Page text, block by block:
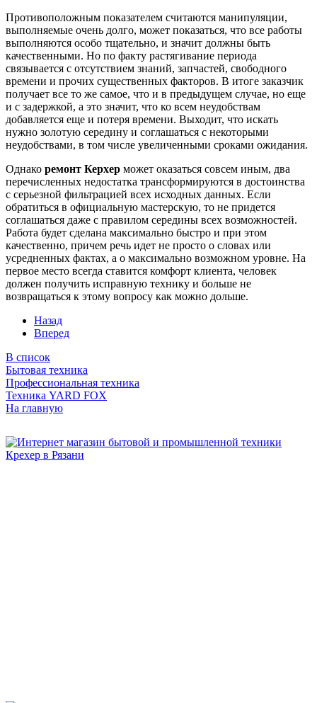
Противоположным показателем считаются манипуляции,
выполняемые очень долго, может показаться, что все работы
выполняются особо тщательно, и значит должны быть
качественными. Но по факту растягивание периода
связывается с отсутствием знаний, запчастей, свободного
времени и прочих существенных факторов. В итоге заказчик
получает все то же самое, что и в предыдущем случае, но еще
и с задержкой, а это значит, что ко всем неудобствам
добавляется еще и потеря времени. Выходит, что искать
нужно золотую середину и соглашаться с некоторыми
неудобствами, в том числе увеличенными сроками ожидания.
Однако ремонт Керхер может оказаться совсем иным, два
перечисленных недостатка трансформируются в достоинства
с серьезной фильтрацией всех исходных данных. Если
обратиться в официальную мастерскую, то не придется
соглашаться даже с правилом середины всех возможностей.
Работа будет сделана максимально быстро и при этом
качественно, причем речь идет не просто о словах или
усредненных фактах, а о максимально возможном уровне. На
первое место всегда ставится комфорт клиента, человек
должен получить исправную технику и больше не
возвращаться к этому вопросу как можно дольше.
Назад
Вперед
В список
Бытовая техника
Профессиональная техника
Техника YARD FOX
На главную